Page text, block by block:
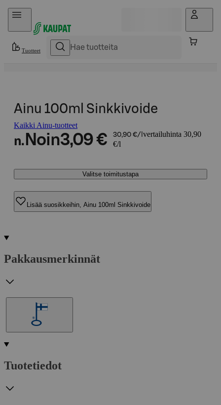
Hyppää sisältöön
Tuotteet
Ainu 100ml Sinkkivoide
Kaikki Ainu-tuotteet
n. Noin3,09 € 30,90 €/l vertailuhinta 30,90
€/l
Valitse toimitustapa
Lisää suosikkeihin, Ainu 100ml Sinkkivoide
Pakkausmerkinnät
Tuotetiedot